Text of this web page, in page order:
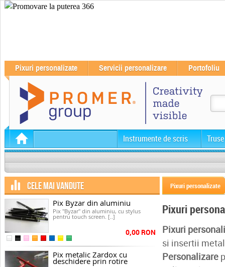
Pixuri personalizate Servicii personalizare Portofoliu
Instrumente de scris
CELE MAI VANDUTE
Pix Byzar din aluminiu
Pix "Byzar" din aluminiu, cu stylus
pentru touch screen. [..]
0,00 RON
Pix metalic Zardox cu
deschidere prin rotire
Pixuri personalizate
Pixuri
Pixuri
si insertii
Personalizare